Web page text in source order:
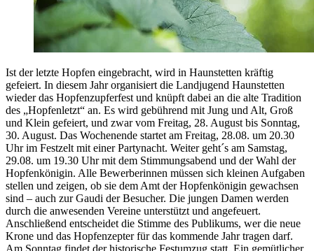
Ist der letzte Hopfen eingebracht, wird in Haunstetten kräftig
gefeiert. In diesem Jahr organisiert die Landjugend Haunstetten
wieder das Hopfenzupferfest und knüpft dabei an die alte Tradition
des „Hopfenletzt“ an. Es wird gebührend mit Jung und Alt, Groß
und Klein gefeiert, und zwar vom Freitag, 28. August bis Sonntag,
30. August. Das Wochenende startet am Freitag, 28.08. um 20.30
Uhr im Festzelt mit einer Partynacht. Weiter geht´s am Samstag,
29.08. um 19.30 Uhr mit dem Stimmungsabend und der Wahl der
Hopfenkönigin. Alle Bewerberinnen müssen sich kleinen Aufgaben
stellen und zeigen, ob sie dem Amt der Hopfenkönigin gewachsen
sind – auch zur Gaudi der Besucher. Die jungen Damen werden
durch die anwesenden Vereine unterstützt und angefeuert.
Anschließend entscheidet die Stimme des Publikums, wer die neue
Krone und das Hopfenzepter für das kommende Jahr tragen darf.
Am Sonntag findet der historische Festumzug statt. Ein gemütlicher